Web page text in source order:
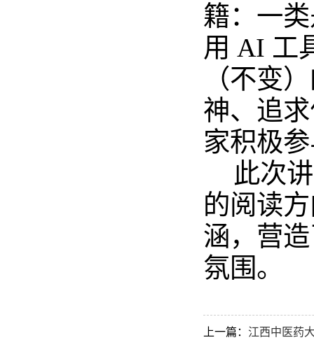
籍：一
用 AI 工
（不变
神、追
家积极
此次
的阅读
涵，营
氛围。
上一篇： 江西中医药